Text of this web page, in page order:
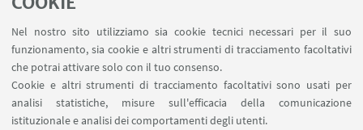
Nel nostro sito utilizziamo sia cookie tecnici necessari per il suo
funzionamento, sia cookie e altri strumenti di tracciamento facoltativi
che potrai attivare solo con il tuo consenso.
Cookie e altri strumenti di tracciamento facoltativi sono usati per
analisi statistiche, misure sull'efficacia della comunicazione
istituzionale e analisi dei comportamenti degli utenti.
Area riservata FILO
U-Web Missioni
AlmaEsami
AlmaWifi
Proxy: connessione da remoto